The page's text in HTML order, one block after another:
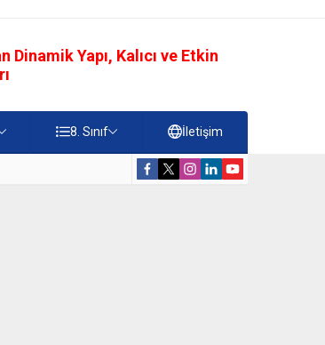
Yapı, Kalıcı ve Etkin
8. Sınıf İletişim